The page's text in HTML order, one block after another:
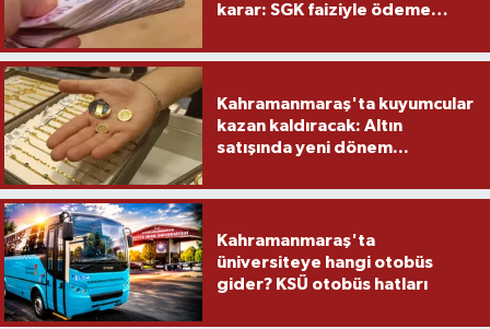
karar: SGK faiziyle ödeme
Kahramanmaraş'ta kuyumcular
kazan kaldıracak: Altın
satışında yeni dönem...
Kahramanmaraş'ta
üniversiteye hangi otobüs
gider? KSÜ otobüs hatları